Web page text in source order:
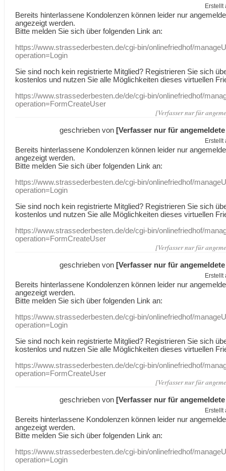
Erstellt
Bereits hinterlassene Kondolenzen können leider nur
angezeigt werden.
Bitte melden Sie sich über folgenden Link an:
https://www.strassederbesten.de/cgi-bin/onlinefriedhof/
operation=Login
Sie sind noch kein registrierte Mitglied? Registrieren Sie sich
kostenlos und nutzen Sie alle Möglichkeiten dieses virtuellen
https://www.strassederbesten.de/de/cgi-bin/onlinefriedhof/
operation=FormCreateUser
[Verfasser nur für
geschrieben von [Verfasser nur für
Erstellt
Bereits hinterlassene Kondolenzen können leider nur
angezeigt werden.
Bitte melden Sie sich über folgenden Link an:
https://www.strassederbesten.de/cgi-bin/onlinefriedhof/
operation=Login
Sie sind noch kein registrierte Mitglied? Registrieren Sie sich
kostenlos und nutzen Sie alle Möglichkeiten dieses virtuellen
https://www.strassederbesten.de/de/cgi-bin/onlinefriedhof/
operation=FormCreateUser
[Verfasser nur für
geschrieben von [Verfasser nur für
Erstellt
Bereits hinterlassene Kondolenzen können leider nur
angezeigt werden.
Bitte melden Sie sich über folgenden Link an:
https://www.strassederbesten.de/cgi-bin/onlinefriedhof/
operation=Login
Sie sind noch kein registrierte Mitglied? Registrieren Sie sich
kostenlos und nutzen Sie alle Möglichkeiten dieses virtuellen
https://www.strassederbesten.de/de/cgi-bin/onlinefriedhof/
operation=FormCreateUser
[Verfasser nur für
geschrieben von [Verfasser nur für
Erstellt
Bereits hinterlassene Kondolenzen können leider nur
angezeigt werden.
Bitte melden Sie sich über folgenden Link an:
https://www.strassederbesten.de/cgi-bin/onlinefriedhof/
operation=Login